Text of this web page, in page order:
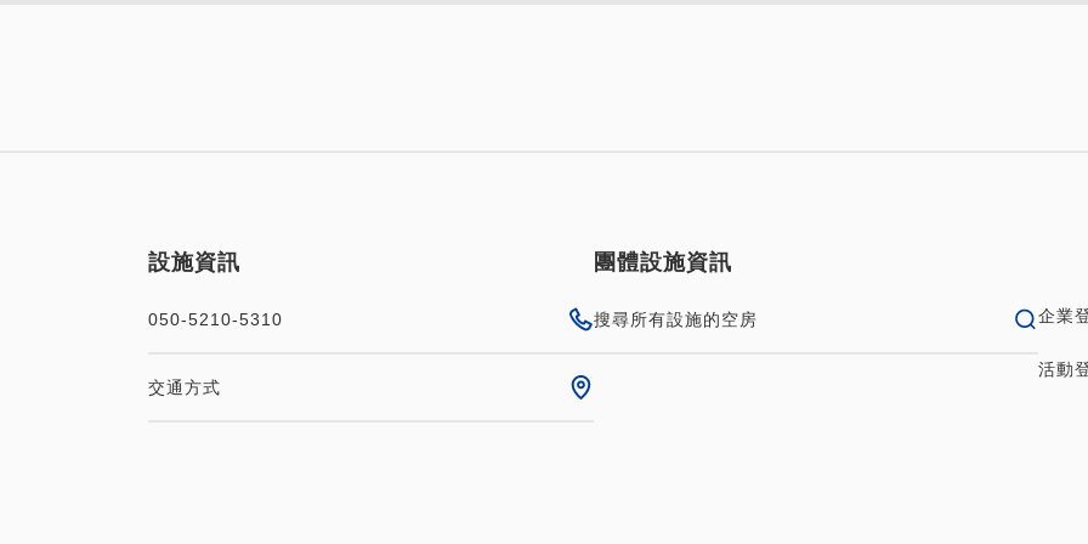
美之選。 *Henn na Hotel 三大亮點*★ 1. 精...
設施資訊
050-5210-5310
交通方式
團體設施資訊
搜尋所有設施的空房 企業
活動